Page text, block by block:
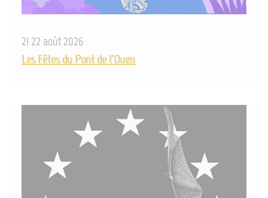
21 22 août 2026
Les Fêtes du Pont de l'Ouen